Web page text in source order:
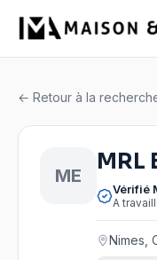
← Retour à la
ME
MRL
Vérifié
A
Nimes,